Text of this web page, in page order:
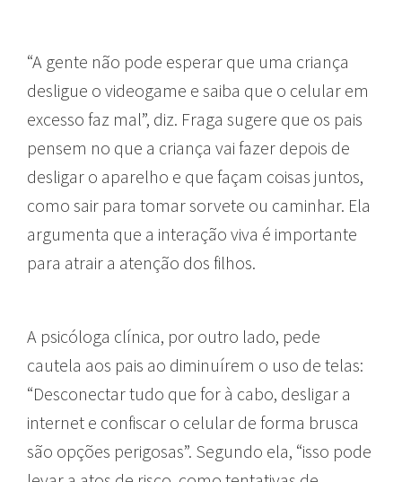
“A gente não pode esperar que uma criança
desligue o videogame e saiba que o celular em
excesso faz mal”, diz. Fraga sugere que os pais
pensem no que a criança vai fazer depois de
desligar o aparelho e que façam coisas juntos,
como sair para tomar sorvete ou caminhar. Ela
argumenta que a interação viva é importante
para atrair a atenção dos filhos.
A psicóloga clínica, por outro lado, pede
cautela aos pais ao diminuírem o uso de telas:
“Desconectar tudo que for à cabo, desligar a
internet e confiscar o celular de forma brusca
são opções perigosas”. Segundo ela, “isso pode